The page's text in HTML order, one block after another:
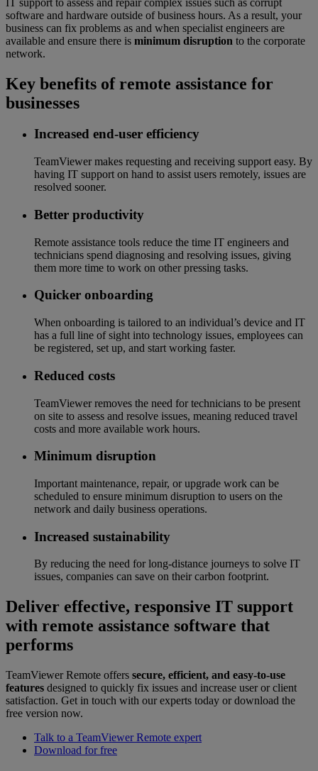
software and hardware outside of business hours. As a result, your
business can fix problems as and when specialist engineers are
available and ensure there is minimum disruption to the corporate
network.
Key benefits of remote assistance for
businesses
Increased end-user efficiency
TeamViewer makes requesting and receiving support easy. By
having IT support on hand to assist users remotely, issues are
resolved sooner.
Better productivity
Remote assistance tools reduce the time IT engineers and
technicians spend diagnosing and resolving issues, giving
them more time to work on other pressing tasks.
Quicker onboarding
When onboarding is tailored to an individual’s device and IT
has a full line of sight into technology issues, employees can
be registered, set up, and start working faster.
Reduced costs
TeamViewer removes the need for technicians to be present
on site to assess and resolve issues, meaning reduced travel
costs and more available work hours.
Minimum disruption
Important maintenance, repair, or upgrade work can be
scheduled to ensure minimum disruption to users on the
network and daily business operations.
Increased sustainability
By reducing the need for long-distance journeys to solve IT
issues, companies can save on their carbon footprint.
Deliver effective, responsive IT support
with remote assistance software that
performs
TeamViewer Remote offers secure, efficient, and easy-to-use
features designed to quickly fix issues and increase user or client
satisfaction. Get in touch with our experts today or download the
free version now.
Talk to a TeamViewer Remote expert
Download for free